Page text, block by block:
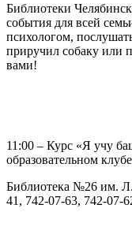
Библиотеки
события для всей
психологом,
приручил собаку или
вами!
11:00 – Курс «Я учу
образовательном
Библиотека №26 им.
41, 742-07-63, 742-07-